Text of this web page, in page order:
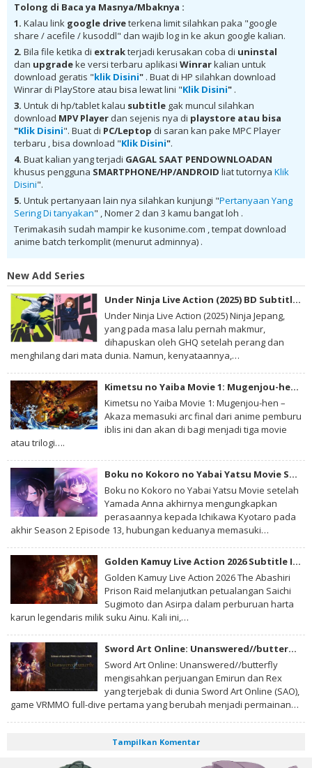
Subtitle Indonesia google drive, Mahou Shoujo Lyrical Nanoha Batch
Subtitle Indonesia batch subtitle indonesia, Mahou Shoujo Lyrical
Nanoha Batch Subtitle Indonesia batch mp4, Mahou Shoujo Lyrical
Nanoha Batch Subtitle Indonesia bd, Mahou Shoujo Lyrical Nanoha
Batch Subtitle Indonesia kurogaze, Mahou Shoujo Lyrical Nanoha
Batch Subtitle Indonesia anibatch, Mahou Shoujo Lyrical Nanoha
Batch Subtitle Indonesia animeindo, Mahou Shoujo Lyrical Nanoha
Batch Subtitle Indonesia samehadaku , donwload anime Mahou
Shoujo Lyrical Nanoha Batch Subtitle Indonesia batch , donwload
Mahou Shoujo Lyrical Nanoha Batch Subtitle Indonesia sub indo,
download Mahou Shoujo Lyrical Nanoha Batch Subtitle Indonesia
batch google drive, download Mahou Shoujo Lyrical Nanoha Batch
Subtitle Indonesia batch Mega , donwload Mahou Shoujo Lyrical
Nanoha Batch Subtitle Indonesia MKV 480P , donwload Mahou Shoujo
Lyrical Nanoha Batch Subtitle Indonesia MKV 720P , donwload Mahou
Shoujo Lyrical Nanoha Batch Subtitle Indonesia , donwload Mahou
Shoujo Lyrical Nanoha Batch Subtitle Indonesia anime batch,
donwload Mahou Shoujo Lyrical Nanoha Batch Subtitle Indonesia sub
indo, donwload Mahou Shoujo Lyrical Nanoha Batch Subtitle
Indonesia , donwload Mahou Shoujo Lyrical Nanoha Batch Subtitle
Indonesia batch sub indo , download anime Mahou Shoujo Lyrical
Nanoha Batch Subtitle Indonesia , anime Mahou Shoujo Lyrical
Nanoha Batch Subtitle Indonesia , download anime mp4 , mkv , 3gp
sub indo , download anime sub indo , download anime sub indo
Tolong di Baca ya Masnya/Mbaknya :
1. Kalau link google driveterkena limit silahkan paka "google
share / acefile / kusoddl" dan wajib log in ke akun google kalian.
2. Bila file ketika di extrakterjadi kerusakan coba di uninstal
dan upgradeke versi terbaru aplikasi Winrarkalian untuk
download geratis "klik Disini" . Buat di HP silahkan download
Winrar di PlayStore atau bisa lewat lini "Klik Disini" .
3. Untuk di hp/tablet kalau subtitle gak muncul silahkan
download MPV Player dan sejenis nya di playstore atau bisa
"Klik Disini". Buat di PC/Leptop di saran kan pake MPC Player
terbaru , bisa download "Klik Disini".
4. Buat kalian yang terjadi GAGAL SAAT PENDOWNLOADAN
khusus pengguna SMARTPHONE/HP/ANDROID liat tutornya Klik
Disini".
5. Untuk pertanyaan lain nya silahkan kunjungi "Pertanyaan Yang
Sering Di tanyakan" , Nomer 2 dan 3 kamu bangat loh .
Terimakasih sudah mampir ke kusonime.com , tempat download
anime batch terkomplit (menurut adminnya) .
New Add Series
Under Ninja Live Action (2025) BD Subtitle Indonesia
Under Ninja Live Action (2025) Ninja Jepang,
yang pada masa lalu pernah makmur,
dihapuskan oleh GHQ setelah perang dan
menghilang dari mata dunia. Namun, kenyataannya,…
Kimetsu no Yaiba Movie 1: Mugenjou-hen – Akaza Sairai BD Subtitle Indonesia
Kimetsu no Yaiba Movie 1: Mugenjou-hen –
Akaza memasuki arc final dari anime pemburu
iblis ini dan akan di bagi menjadi tiga movie
atau trilogi….
Boku no Kokoro no Yabai Yatsu Movie Subtitle Indonesia
Boku no Kokoro no Yabai Yatsu Movie setelah
Yamada Anna akhirnya mengungkapkan
perasaannya kepada Ichikawa Kyotaro pada
akhir Season 2 Episode 13, hubungan keduanya memasuki…
Golden Kamuy Live Action 2026 Subtitle Indonesia
Golden Kamuy Live Action 2026 The Abashiri
Prison Raid melanjutkan petualangan Saichi
Sugimoto dan Asirpa dalam perburuan harta
karun legendaris milik suku Ainu. Kali ini,…
Sword Art Online: Unanswered//butterfly Subtitle Indonesia
Sword Art Online: Unanswered//butterfly
mengisahkan perjuangan Emirun dan Rex
yang terjebak di dunia Sword Art Online (SAO),
game VRMMO full-dive pertama yang berubah menjadi permainan…
Tampilkan Komentar